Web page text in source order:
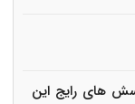
های رایج این